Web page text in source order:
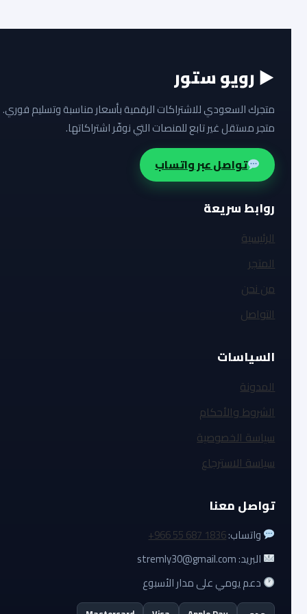
▶ رويو ستور
متجرك السعودي للاشتراكات الرقمية بأسعار مناسبة وتسليم فوري.
متجر مستقل غير تابع للمنصات التي نوفّر اشتراكاتها.
تواصل عبر واتساب
روابط سريعة
الرئيسية
المتجر
من نحن
التواصل
السياسات
المدونة
الشروط والأحكام
سياسة الخصوصية
سياسة الاسترجاع
تواصل معنا
واتساب:+966 55 687 1836
البريد: stremly30@gmail.com
دعم يومي على مدار الأسبوع